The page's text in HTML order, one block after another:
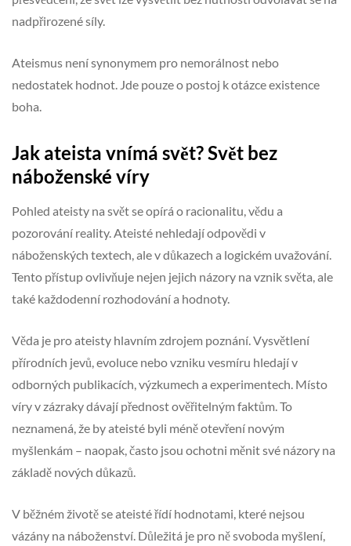
nadpřirozené síly.
Ateismus není synonymem pro nemorálnost nebo
nedostatek hodnot. Jde pouze o postoj k otázce existence
boha.
Jak ateista vnímá svět? Svět bez
náboženské víry
Pohled ateisty na svět se opírá o racionalitu, vědu a
pozorování reality. Ateisté nehledají odpovědi v
náboženských textech, ale v důkazech a logickém uvažování.
Tento přístup ovlivňuje nejen jejich názory na vznik světa, ale
také každodenní rozhodování a hodnoty.
Věda je pro ateisty hlavním zdrojem poznání. Vysvětlení
přírodních jevů, evoluce nebo vzniku vesmíru hledají v
odborných publikacích, výzkumech a experimentech. Místo
víry v zázraky dávají přednost ověřitelným faktům. To
neznamená, že by ateisté byli méně otevření novým
myšlenkám – naopak, často jsou ochotni měnit své názory na
základě nových důkazů.
V běžném životě se ateisté řídí hodnotami, které nejsou
vázány na náboženství. Důležitá je pro ně svoboda myšlení,